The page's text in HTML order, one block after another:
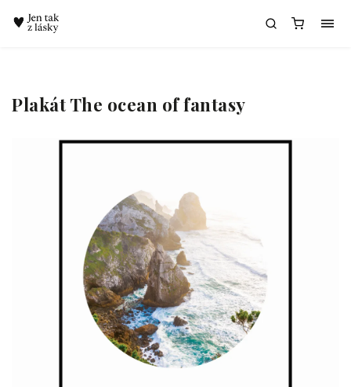
Plakát The ocean of fantasy